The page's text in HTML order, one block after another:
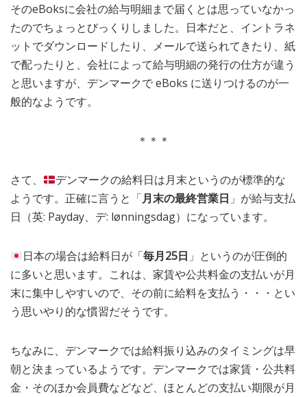
そのeBoksに会社の給与明細まで届くとは思っていなかっ
たのでちょっとびっくりしました。日本だと、イントラネ
ットでダウンロードしたり、メールで送られてきたり、紙
で配ったりと、会社によって給与明細の発行の仕方が違う
と思いますが、デンマークで eBoks に送りつけるのが一
般的なようです。
＊＊＊
さて、
デンマークの給料日は月末というのが標準的な
ようです。正確に言うと「月末の最終営業日 」が給与支払
日（英: Payday、デ: lønningsdag）になっています。
日本の場合は給料日が「毎月25日 」というのが圧倒的
に多いと思います。これは、家賃や公共料金の支払いが月
末に集中しやすいので、その前に給料を支払う・・・とい
う思いやり的な慣習だそうです。
ちなみに、デンマークでは給料振り込みのタイミングは早
朝と決まっているようです。デンマークでは家賃・公共料
金・そのほか会員費などなど、ほとんどの支払い期限が月